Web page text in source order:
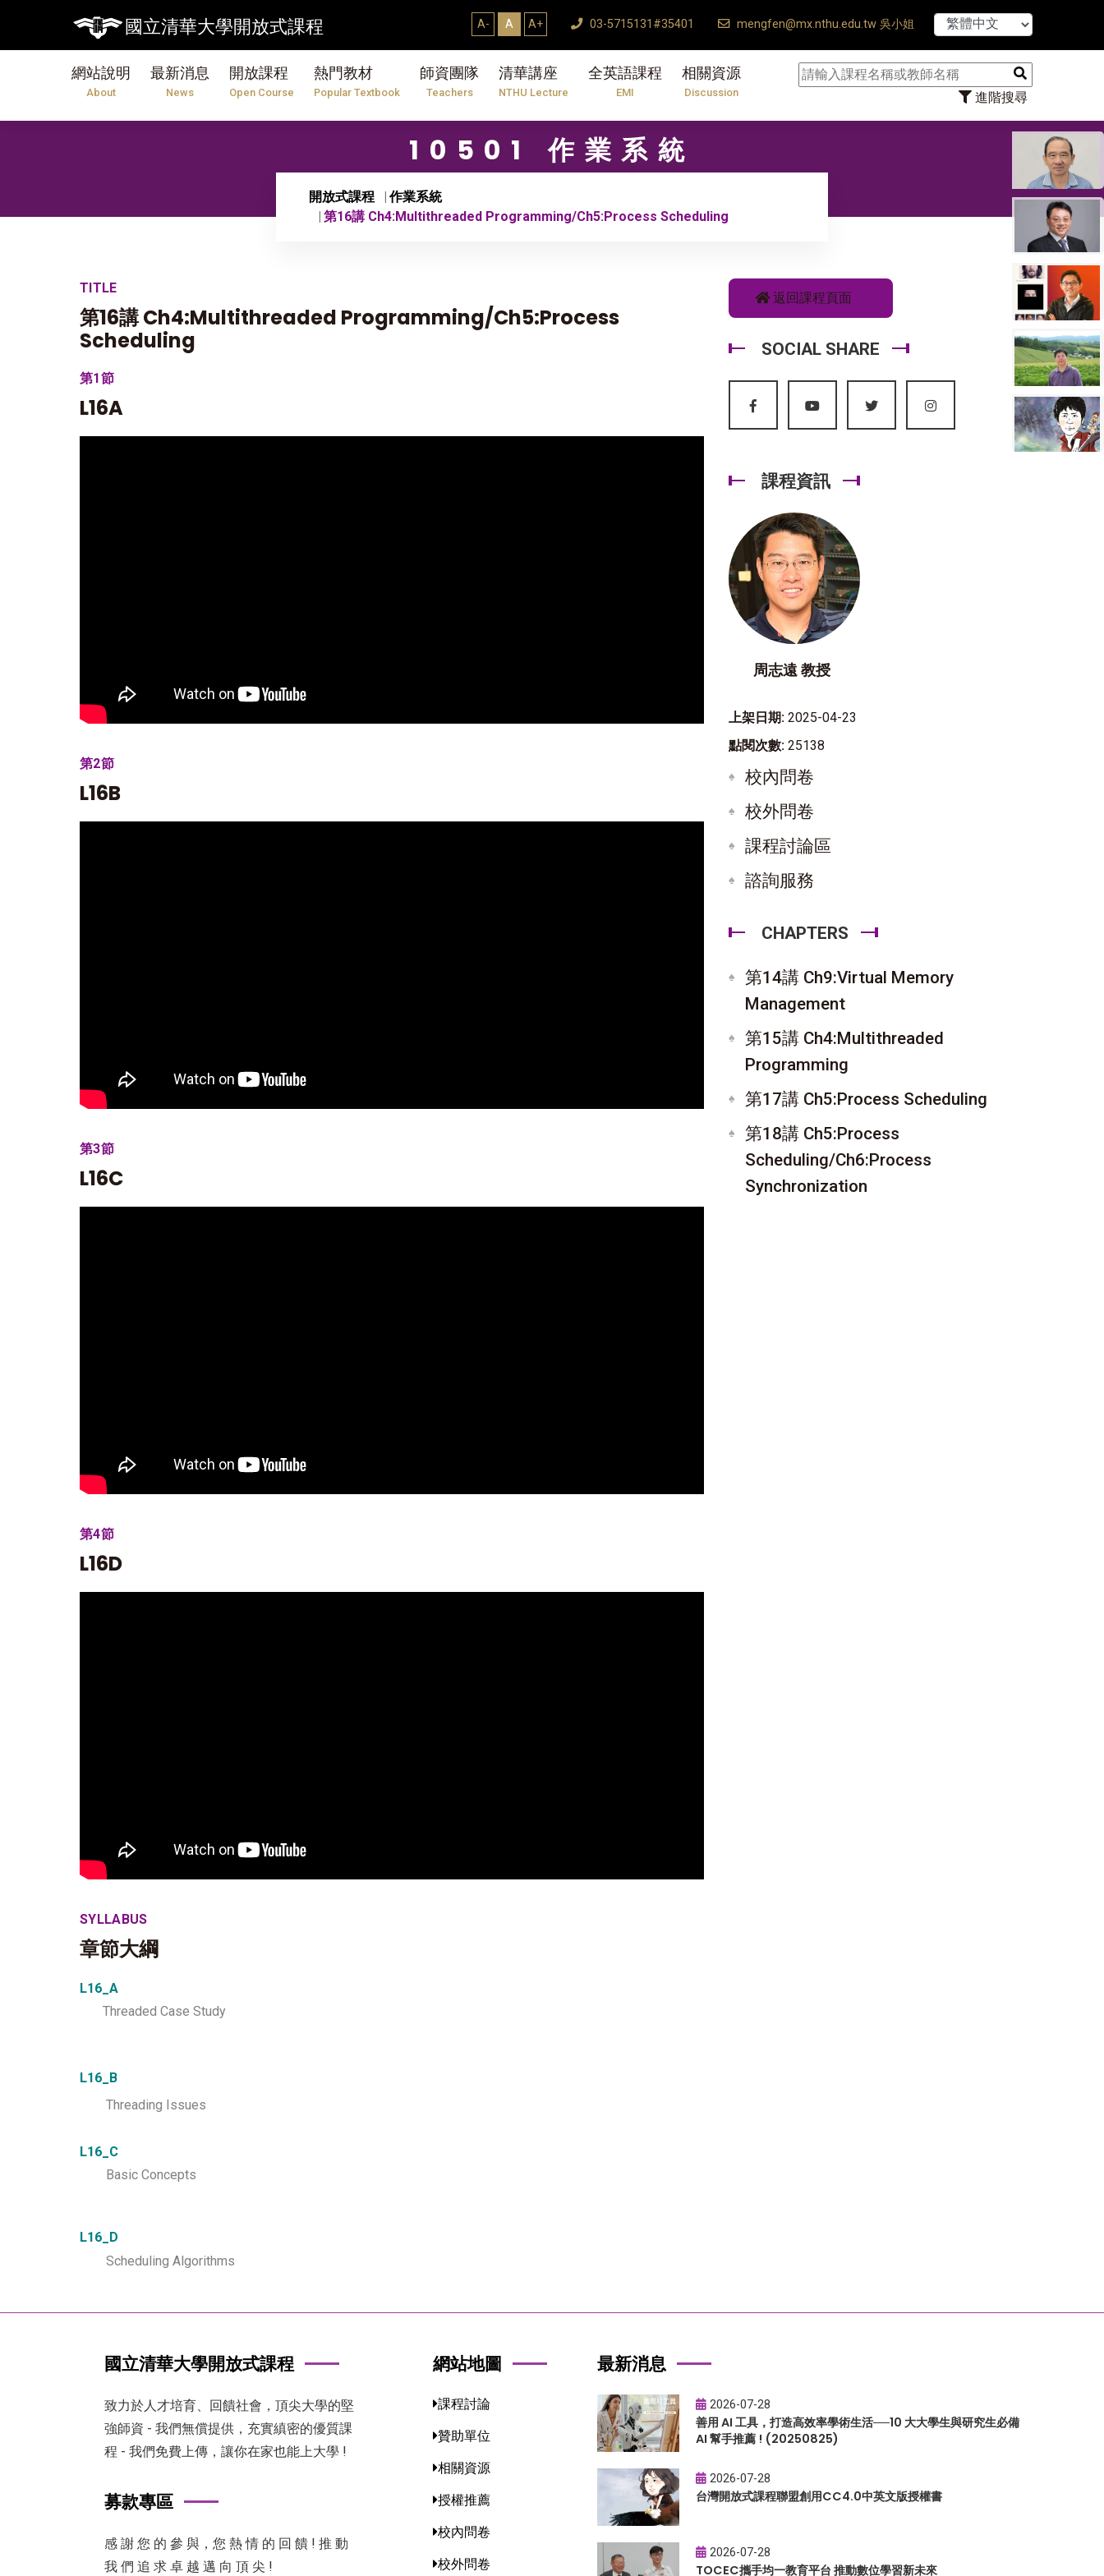
國立清華大學開放式課程 A- A A+ 03-5715131#35401 mengfen@mx.nthu.edu.tw 吳小姐
網站說明
About
最新消息
News
開放課程
Open Course
熱門教材
Popular Textbook
師資團隊
Teachers
清華講座
NTHU Lecture
全英語課程
EMI
相關資源
Discussion 進階搜尋
【7/31】114學年度第2學期研究生論文口試結束Thesis Defense
10501 作業系統
開放式課程
作業系統
第16講 Ch4:Multithreaded Programming/Ch5:Process Scheduling
TITLE
第16講 Ch4:Multithreaded Programming/Ch5:Process
Scheduling
第1節
L16A
第2節
L16B
第3節
L16C
第4節
L16D
SYLLABUS
章節大綱
L16_A
Threaded Case Study
L16_B
Threading Issues
L16_C
Basic Concepts
L16_D
Scheduling Algorithms
返回課程頁面
SOCIAL SHARE
課程資訊
周志遠 教授
上架日期: 2025-04-23
點閱次數: 25138
校內問卷
校外問卷
課程討論區
諮詢服務
CHAPTERS
第14講 Ch9:Virtual Memory
Management
第15講 Ch4:Multithreaded
Programming
第17講 Ch5:Process Scheduling
第18講 Ch5:Process
Scheduling/Ch6:Process
Synchronization
國立清華大學開放式課程
致力於人才培育、回饋社會，頂尖大學的堅
強師資 - 我們無償提供，充實縝密的優質課
程 - 我們免費上傳，讓你在家也能上大學 !
募款專區
感 謝 您 的 參 與，您 熱 情 的 回 饋 ! 推 動
我 們 追 求 卓 越 邁 向 頂 尖 !
網站地圖
課程討論
贊助單位
相關資源
授權推薦
校內問卷
校外問卷
最新消息
2026-07-28
善用 AI 工具，打造高效率學術生活──10 大大學生與研究生必備
AI 幫手推薦 ! (20250825)
2026-07-28
台灣開放式課程聯盟創用CC4.0中英文版授權書
2026-07-28
TOCEC攜手均一教育平台 推動數位學習新未來